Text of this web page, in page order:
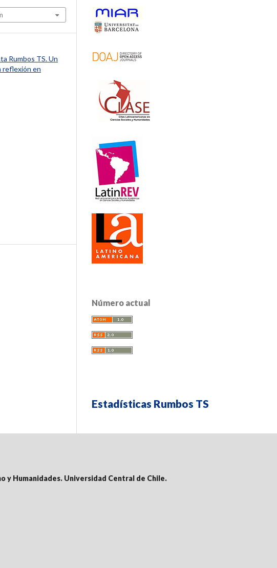
Rumbos TS. Un
reflexión en
Número actual
Estadísticas Rumbos TS
y Humanidades. Universidad Central de Chile.